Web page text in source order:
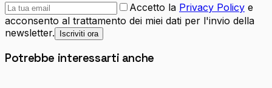
Accetto la Privacy Policy e
acconsento al trattamento dei miei dati per l'invio della
newsletter.
Iscriviti ora
Potrebbe interessarti anche